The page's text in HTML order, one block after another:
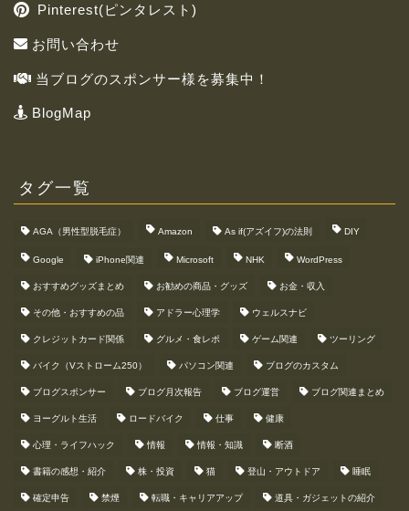
Pinterest(ピンタレスト)
お問い合わせ
当ブログのスポンサー様を募集中！
BlogMap
タグ一覧
AGA（男性型脱毛症） Amazon As if(アズイフ)の法則 DIY
Google iPhone関連 Microsoft NHK WordPress
おすすめグッズまとめ お勧めの商品・グッズ お金・収入
その他・おすすめの品 アドラー心理学 ウェルスナビ
クレジットカード関係 グルメ・食レポ ゲーム関連 ツーリング
バイク（Vストローム250） パソコン関連 ブログのカスタム
ブログスポンサー ブログ月次報告 ブログ運営 ブログ関連まとめ
ヨーグルト生活 ロードバイク 仕事 健康
心理・ライフハック 情報 情報・知識 断酒
書籍の感想・紹介 株・投資 猫 登山・アウトドア 睡眠
確定申告 禁煙 転職・キャリアアップ 道具・ガジェットの紹介